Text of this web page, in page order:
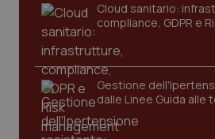
Tumore ovarico
Tumori del Polmone &
Tumori gastrointestinali
Cloud sanitario:
compliance, GDPR e
Gestione
dalle Linee Guida alle
Necessari
I cookie necessari contribuiscono
sito web abilitandone funzionalità
navigazione sulle pagine e
protette del sito. Il sito web non è
funzionare correttamente senza